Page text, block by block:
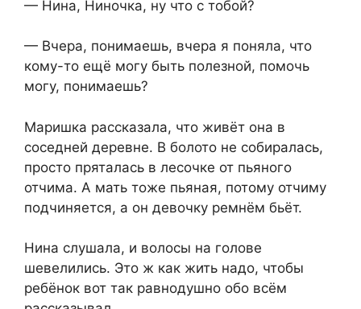
— Нина, Ниночка, ну что с тобой?
— Вчера, понимаешь, вчера я поняла, что
кому-то ещё могу быть полезной, помочь
могу, понимаешь?
Маришка рассказала, что живёт она в
соседней деревне. В болото не собиралась,
просто пряталась в лесочке от пьяного
отчима. А мать тоже пьяная, потому отчиму
подчиняется, а он девочку ремнём бьёт.
Нина слушала, и волосы на голове
шевелились. Это ж как жить надо, чтобы
ребёнок вот так равнодушно обо всём